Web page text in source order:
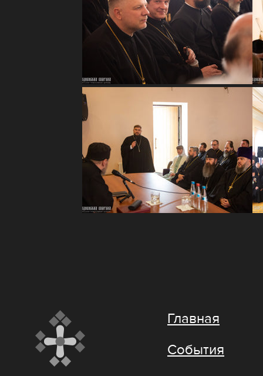
Главная
События